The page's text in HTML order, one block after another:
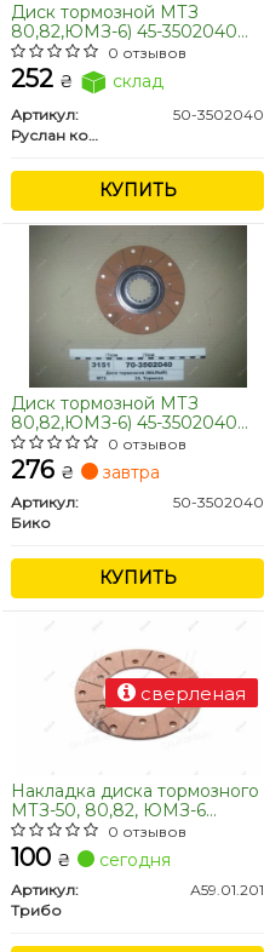
Диск тормозной МТЗ
80,82,ЮМЗ-6) 45-3502040
СБ малый (176 мм) (клееный)
(Руслан-Комплект)
0 отзывов
252 ₴ склад
Артикул:
50-3502040
Руслан комплект
КУПИТЬ
Диск тормозной МТЗ
80,82,ЮМЗ-6) 45-3502040
СБ малый (176 мм) (пр-во
Украина)
0 отзывов
276 ₴ завтра
Артикул:
50-3502040
Бико
КУПИТЬ
Накладка диска тормозного
МТЗ-50, 80,82, ЮМЗ-6
(малая 176мм) сверленная.
(Пр-во Трибо)
0 отзывов
100 ₴ сегодня
Артикул:
А59.01.201
Трибо
сверленая